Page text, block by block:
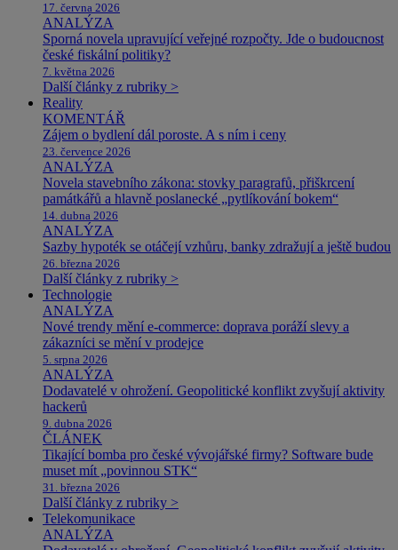
17. června 2026
ANALÝZA
Sporná novela upravující veřejné rozpočty. Jde o budoucnost
české fiskální politiky?
7. května 2026
Další články z rubriky >
Reality
KOMENTÁŘ
Zájem o bydlení dál poroste. A s ním i ceny
23. července 2026
ANALÝZA
Novela stavebního zákona: stovky paragrafů, přiškrcení
památkářů a hlavně poslanecké „pytlíkování bokem“
14. dubna 2026
ANALÝZA
Sazby hypoték se otáčejí vzhůru, banky zdražují a ještě budou
26. března 2026
Další články z rubriky >
Technologie
ANALÝZA
Nové trendy mění e-commerce: doprava poráží slevy a
zákazníci se mění v prodejce
5. srpna 2026
ANALÝZA
Dodavatelé v ohrožení. Geopolitické konflikt zvyšují aktivity
hackerů
9. dubna 2026
ČLÁNEK
Tikající bomba pro české vývojářské firmy? Software bude
muset mít „povinnou STK“
31. března 2026
Další články z rubriky >
Telekomunikace
ANALÝZA